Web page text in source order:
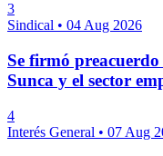
3
Sindical • 04 Aug 2026
Se firmó
Sunca y el sector
4
Interés General • 07 Aug